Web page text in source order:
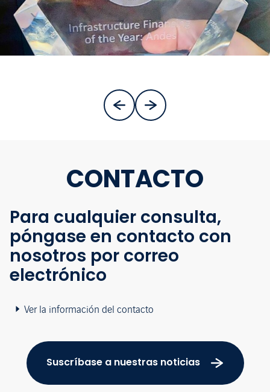
CONTACTO
Para cualquier consulta,
póngase en contacto con
nosotros por correo
electrónico
Ver la información del contacto
Suscríbase a nuestras noticias